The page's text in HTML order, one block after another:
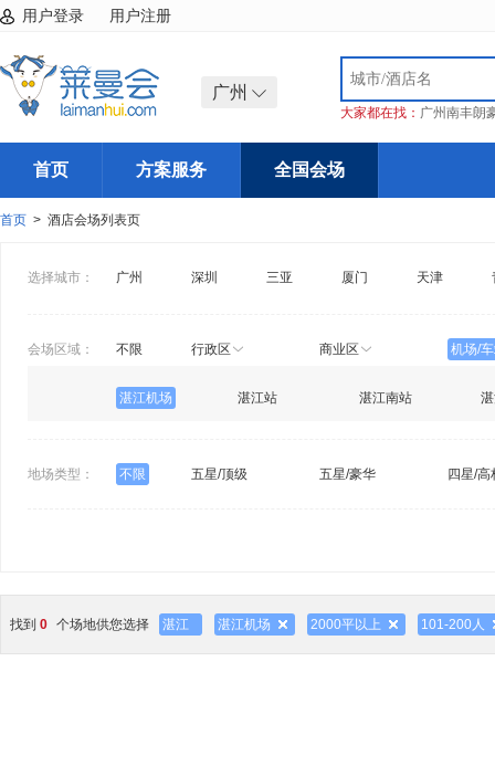
用户登录 用户注册
广州
大家都在找： 广州南丰朗
首页 方案服务 全国会场
首页 > 酒店会场列表页
选择城市： 广州 深圳 三亚 厦门 天津
会场区域： 不限 行政区 商业区 机场/
湛江机场 湛江站 湛江南站
地场类型： 不限 五星/顶级 五星/豪华 四星/高
找到 0 个场地供您选择 湛江 湛江机场 2000平以上 101-200人